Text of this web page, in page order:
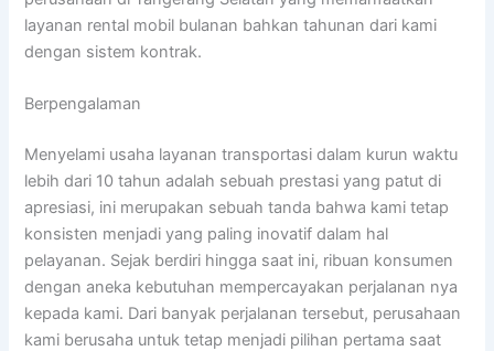
layanan rental mobil bulanan bahkan tahunan dari kami
dengan sistem kontrak.
Berpengalaman
Menyelami usaha layanan transportasi dalam kurun waktu
lebih dari 10 tahun adalah sebuah prestasi yang patut di
apresiasi, ini merupakan sebuah tanda bahwa kami tetap
konsisten menjadi yang paling inovatif dalam hal
pelayanan. Sejak berdiri hingga saat ini, ribuan konsumen
dengan aneka kebutuhan mempercayakan perjalanan nya
kepada kami. Dari banyak perjalanan tersebut, perusahaan
kami berusaha untuk tetap menjadi pilihan pertama saat